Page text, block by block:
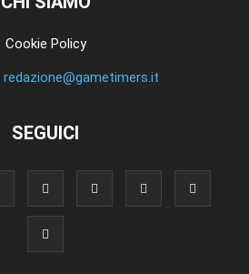
Cookie Policy
redazione@gametimers.it
SEGUICI